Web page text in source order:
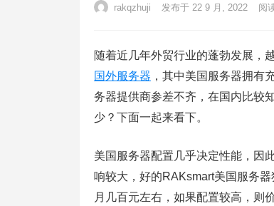
rakqzhuji 发布于 22 9 月, 2022 阅
随着近几年外贸行业的蓬勃发展，
国外服务器 ，其中美国服务器拥有
务器提供商参差不齐，在国内比较
少？下面一起来看下。
美国服务器配置几乎决定性能，因
响较大，好的RAKsmart美国服务
月几百元左右，如果配置较高，则